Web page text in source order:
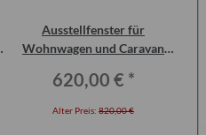
Ausstellfenster für
Wohnwagen und Caravan
Seitz
620,00 € *
Alter Preis: 820,00 €